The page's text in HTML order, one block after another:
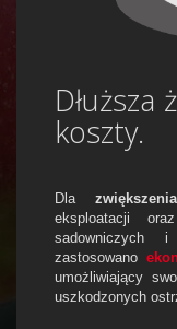
Dłuższa
koszty.
Dla
eksploatacji
sadowniczych
zastosowano
umożliwiający
uszkodzonych